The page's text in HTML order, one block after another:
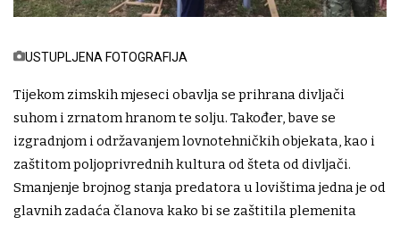
USTUPLJENA FOTOGRAFIJA
Tijekom zimskih mjeseci obavlja se prihrana divljači
suhom i zrnatom hranom te solju. Također, bave se
izgradnjom i održavanjem lovnotehničkih objekata, kao i
zaštitom poljoprivrednih kultura od šteta od divljači.
Smanjenje brojnog stanja predatora u lovištima jedna je od
glavnih zadaća članova kako bi se zaštitila plemenita